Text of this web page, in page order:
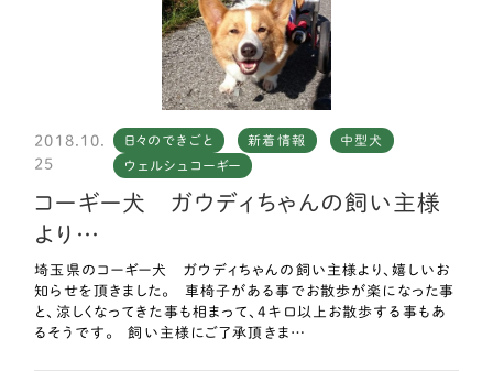
2018.10.
25
日々のできごと 新着情報
中型犬
ウェルシュコーギー
コーギー犬 ガウディちゃんの飼い主様
より…
埼玉県のコーギー犬 ガウディちゃんの飼い主様より、嬉しいお
知らせを頂きました。 車椅子がある事でお散歩が楽になった事
と、涼しくなってきた事も相まって、4キロ以上お散歩する事もあ
るそうです。 飼い主様にご了承頂きま…